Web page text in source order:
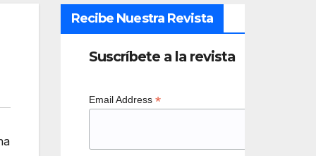
Recibe Nuestra Revista
Suscríbete a la revista
Email Address *